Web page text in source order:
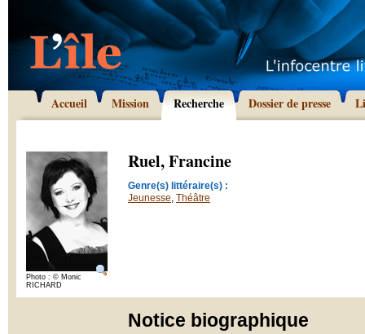
Accueil Mission Recherche Dossier de presse
Photo : © Monic
RICHARD
Ruel, Francine
Genre(s) littéraire(s) :
Jeunesse, Théâtre
Notice biographique